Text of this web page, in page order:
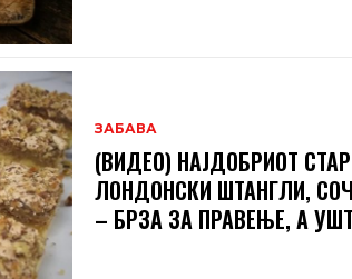
ЗАБАВА
(ВИДЕО) НАЈДОБРИОТ
ЛОНДОНСКИ ШТАНГЛИ,
– БРЗА ЗА ПРАВЕЊЕ, А